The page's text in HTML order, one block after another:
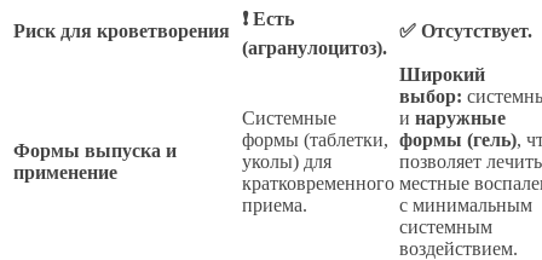
Риск для кроветворения
❗ Есть
(агранулоцитоз).
✅ Отсутствует.
Формы выпуска и
применение
Системные
формы (таблетки,
уколы) для
кратковременного
приема.
Широкий
выбор:
и наружные
формы (гель),
позволяет лечить
местные
с минимальным
системным
воздействием.